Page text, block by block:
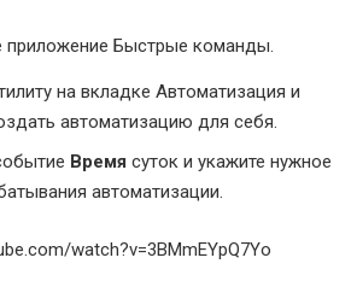
приложение Быстрые команды.
на вкладке Автоматизация и
автоматизацию для себя.
Время суток и укажите нужное
автоматизации.
watch?v=3BMmEYpQ7Yo